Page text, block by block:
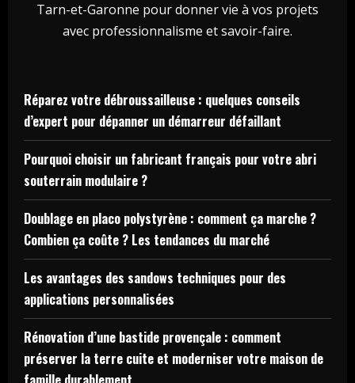
Tarn-et-Garonne pour donner vie à vos projets
avec professionnalisme et savoir-faire.
Réparez votre débroussailleuse : quelques conseils
d’expert pour dépanner un démarreur défaillant
Pourquoi choisir un fabricant français pour votre abri
souterrain modulaire ?
Doublage en placo polystyrène : comment ça marche ?
Combien ça coûte ? Les tendances du marché
Les avantages des sandows techniques pour des
applications personnalisées
Rénovation d’une bastide provençale : comment
préserver la terre cuite et moderniser votre maison de